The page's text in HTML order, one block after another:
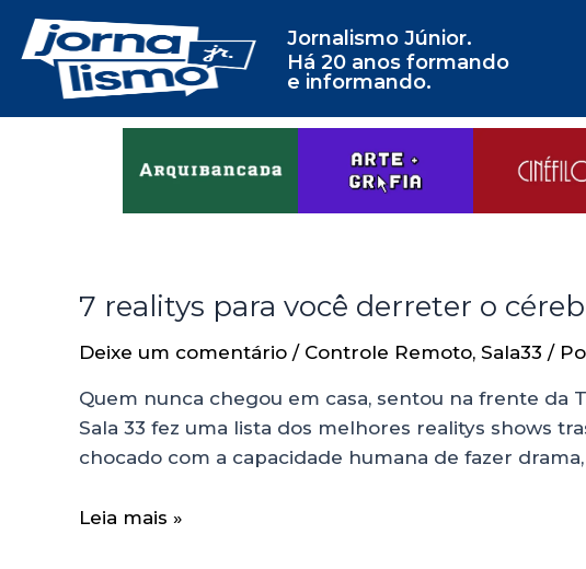
Jornalismo Júnior.
Há 20 anos formando
e informando.
7 realitys para você derreter o
Deixe um comentário / Controle Remoto, Sala33 /
Quem nunca chegou em casa, sentou na frente da
Sala 33 fez uma lista dos melhores realitys shows
chocado com a capacidade humana de fazer
Leia mais »